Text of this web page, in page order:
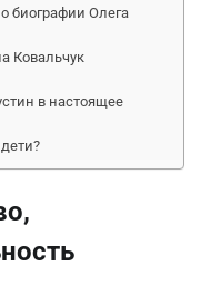
биографии Олега
Ковальчук
в настоящее